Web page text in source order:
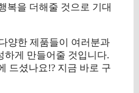
복을 더해줄 것으로 기대
양한 제품들이 여러분과
하게 만들어줄 것입니다.
드셨나요!? 지금 바로 구